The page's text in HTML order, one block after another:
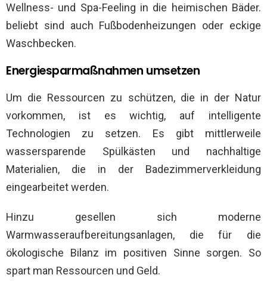
Wellness- und Spa-Feeling in die heimischen Bäder.
beliebt sind auch Fußbodenheizungen oder eckige
Waschbecken.
Energiesparmaßnahmen umsetzen
Um die Ressourcen zu schützen, die in der Natur
vorkommen, ist es wichtig, auf intelligente
Technologien zu setzen. Es gibt mittlerweile
wassersparende Spülkästen und nachhaltige
Materialien, die in der Badezimmerverkleidung
eingearbeitet werden.
Hinzu gesellen sich moderne
Warmwasseraufbereitungsanlagen, die für die
ökologische Bilanz im positiven Sinne sorgen. So
spart man Ressourcen und Geld.